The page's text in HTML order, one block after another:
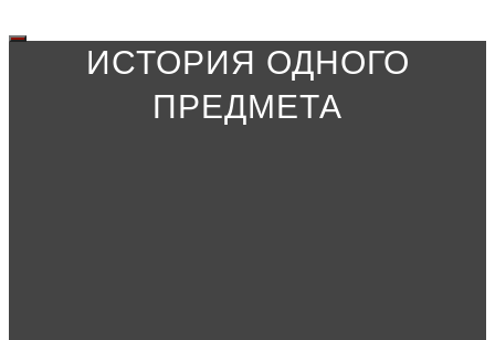
ИСТОРИЯ ОДНОГО
ПРЕДМЕТА